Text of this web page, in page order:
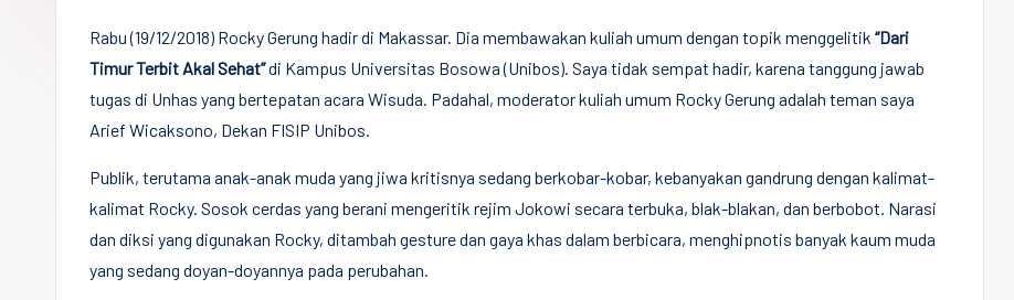
(CPCD)
Universitas
Hasanuddin,
Penggiat
Komunitas
Akademik
Diplomasi
Kota
Rabu (19/12/2018) Rocky Gerung hadir di Makassar. Dia membawakan kuliah umum dengan topik menggelitik “Dari
Timur Terbit Akal Sehat”di Kampus Universitas Bosowa (Unibos). Saya tidak sempat hadir, karena tanggung jawab
tugas di Unhas yang bertepatan acara Wisuda. Padahal, moderator kuliah umum Rocky Gerung adalah teman saya
Arief Wicaksono, Dekan FISIP Unibos.
Publik, terutama anak-anak muda yang jiwa kritisnya sedang berkobar-kobar, kebanyakan gandrung dengan kalimat-
kalimat Rocky. Sosok cerdas yang berani mengeritik rejim Jokowi secara terbuka, blak-blakan, dan berbobot. Narasi
dan diksi yang digunakan Rocky, ditambah gesture dan gaya khas dalam berbicara, menghipnotis banyak kaum muda
yang sedang doyan-doyannya pada perubahan.